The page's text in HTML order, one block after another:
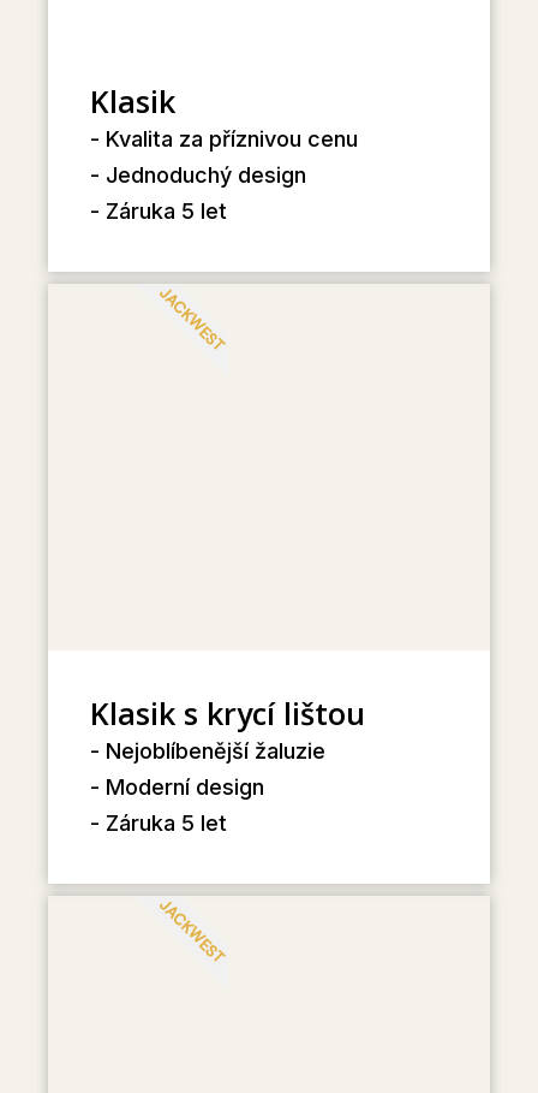
Klasik
- Kvalita za příznivou cenu
- Jednoduchý design
- Záruka 5 let
Klasik s krycí lištou
- Nejoblíbenější žaluzie
- Moderní design
- Záruka 5 let
JACKWEST
JACKWEST